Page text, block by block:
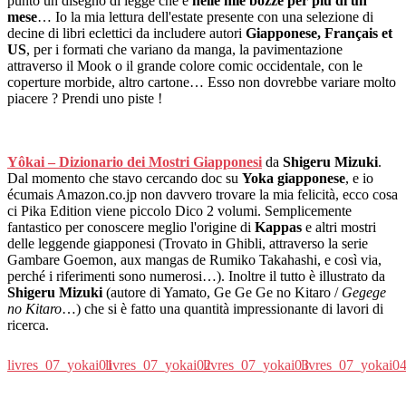
mese… Io la mia lettura dell'estate presente con una selezione di
decine di libri eclettici da includere autori Giapponese, Français et
US, per i formati che variano da manga, la pavimentazione
attraverso il Mook o il grande colore comic occidentale, con le
coperture morbide, altro cartone… Esso non dovrebbe variare molto
piacere ? Prendi uno piste !
Yôkai – Dizionario dei Mostri Giapponesi da Shigeru Mizuki.
Dal momento che stavo cercando doc su Yoka giapponese, e io
écumais Amazon.co.jp non davvero trovare la mia felicità, ecco cosa
ci Pika Edition viene piccolo Dico 2 volumi. Semplicemente
fantastico per conoscere meglio l'origine di Kappas e altri mostri
delle leggende giapponesi (Trovato in Ghibli, attraverso la serie
Gambare Goemon, aux mangas de Rumiko Takahashi, e così via,
perché i riferimenti sono numerosi…). Inoltre il tutto è illustrato da
Shigeru Mizuki(autore di Yamato, Ge Ge Ge no Kitaro / Gegege
no Kitaro…) che si è fatto una quantità impressionante di lavori di
ricerca.
livres_07_yokai01livres_07_yokai02livres_07_yokai03livres_07_yokai04